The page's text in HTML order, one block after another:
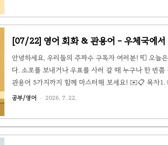
종 업그레이드, 보험, 요금 협상, 반..
[07/22] 영어 회화 & 관용어 - 우체국에
안녕하세요, 우리들의 주파수 구독자 여러분! 📮 오늘
다. 소포를 보내거나 우표를 사러 갈 때 누구나 한 번
관용어 5가지까지 함께 마스터해 보세요! ✉️📋 목차
🗣️ 오늘의 관용어 5선4. 📝 핵심 표현 & 관용어 요약
려고 동네 우체국을 찾았습니다. 창구 ..
공부/영어 2026. 7. 22.